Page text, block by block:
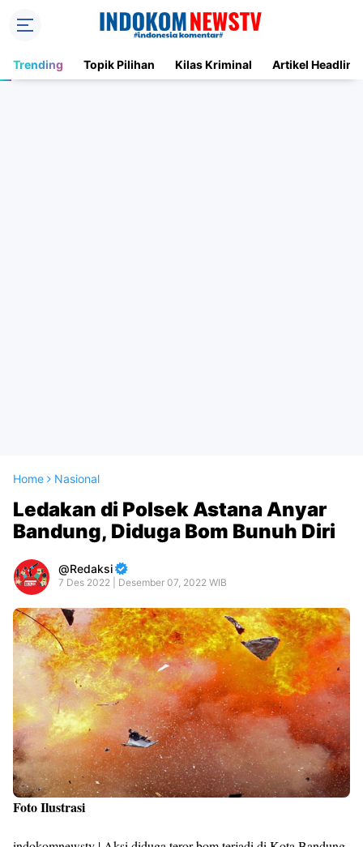
Trending Topik Pilihan Kilas Kriminal Artikel Headline
Home Nasional
Ledakan di Polsek Astana Anyar
Bandung, Diduga Bom Bunuh Diri
Redaksi
7 Des 2022 | Desember 07, 2022 WIB
Foto Ilustrasi